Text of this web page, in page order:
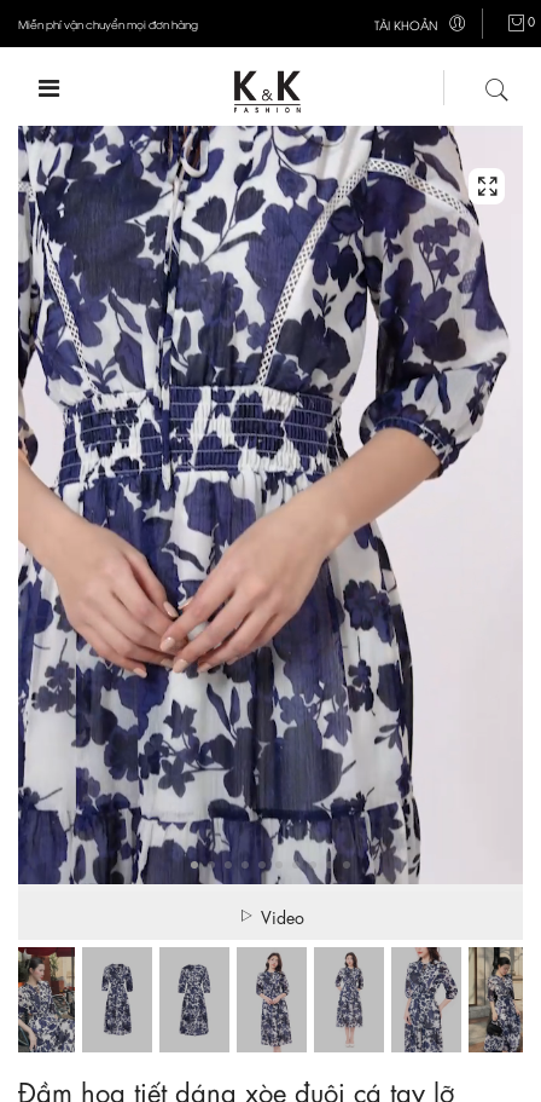
Miễn phí vận chuyển mọi đơn hàng TÀI KHOẢN 0
Video
Đầm họa tiết dáng xòe đuôi cá tay lỡ